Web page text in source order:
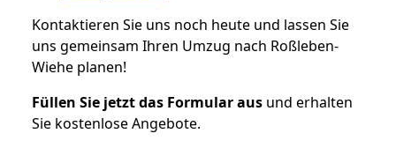
Kontaktieren Sie uns noch heute und lassen Sie
uns gemeinsam Ihren Umzug nach Roßleben-
Wiehe planen!
Füllen Sie jetzt das Formular aus und erhalten
Sie kostenlose Angebote.